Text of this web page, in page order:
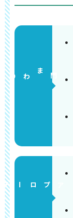
門まわり
アプローチ